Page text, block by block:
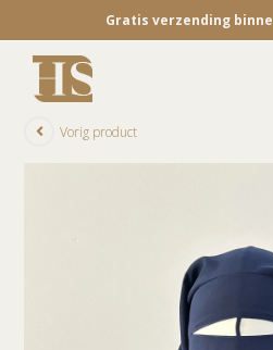
Gratis verzending
Vorig product